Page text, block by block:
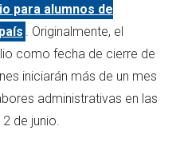
para alumnos de
. Originalmente, el
como fecha de cierre de
iniciarán más de un mes
administrativas en las
de junio.